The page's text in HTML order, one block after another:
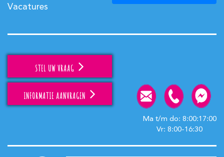
Vacatures
STEL UW VRAAG
INFORMATIE AANVRAGEN
Ma t/m do: 8:00:17:00
Vr: 8:00-16:30